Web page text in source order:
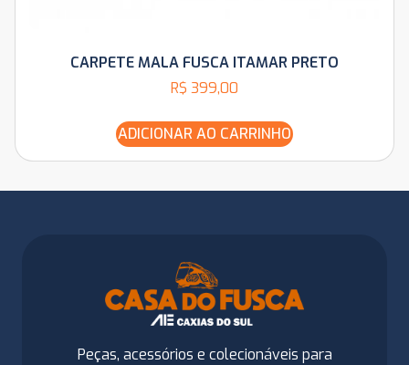
CARPETE MALA FUSCA ITAMAR PRETO
R$ 399,00
ADICIONAR AO CARRINHO
Peças, acessórios e colecionáveis para